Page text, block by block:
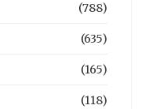
(788)
(635)
(165)
(118)